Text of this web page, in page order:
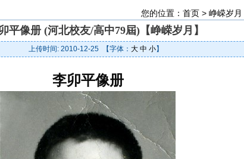
您的位置：首页 >峥嵘岁月
平像册 (河北校友/高中79屆)【峥嵘岁月】
上传时间: 2010-12-25 【字体： 大 中 小】
李卯平像册